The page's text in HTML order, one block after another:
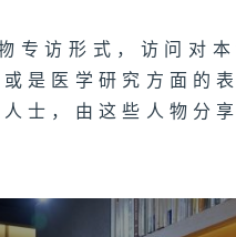
专访形式，访问对
是医学研究方面的
士，由这些人物分